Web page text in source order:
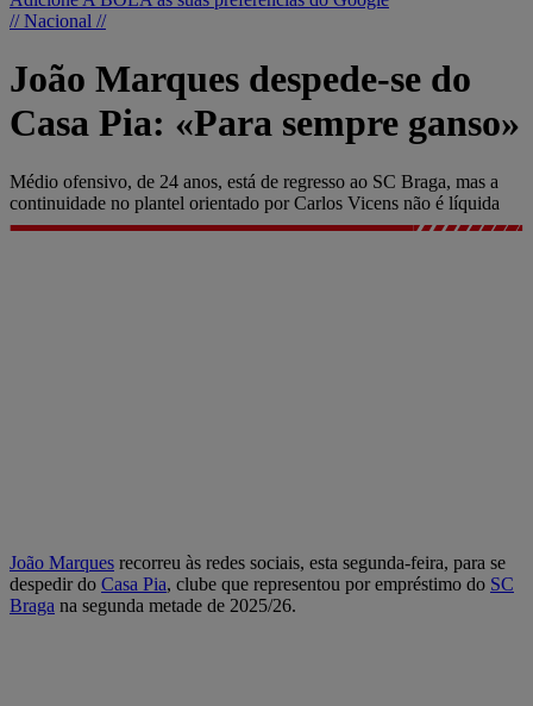
// Nacional //
João Marques despede-se do
Casa Pia: «Para sempre ganso»
Médio ofensivo, de 24 anos, está de regresso ao SC Braga, mas a
continuidade no plantel orientado por Carlos Vicens não é líquida
João Marques recorreu às redes sociais, esta segunda-feira, para se
despedir do Casa Pia, clube que representou por empréstimo do SC
Braga na segunda metade de 2025/26.